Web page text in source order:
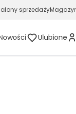
sprzedaży
Ulubione